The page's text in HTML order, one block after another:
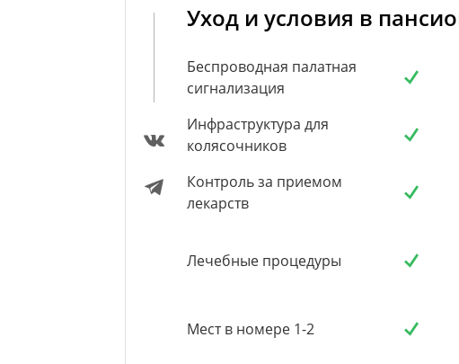
Уход и условия в
Беспроводная палатная
сигнализация
Инфраструктура для
колясочников
Контроль за приемом
лекарств
Лечебные процедуры
Мест в номере 1-2